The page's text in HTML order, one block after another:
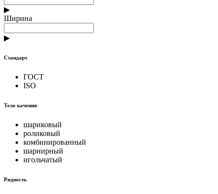
▶
Ширина
▶
Стандарт
ГОСТ
ISO
Тело качения
шариковый
роликовый
комбинированный
шарнирный
игольчатый
Рядность